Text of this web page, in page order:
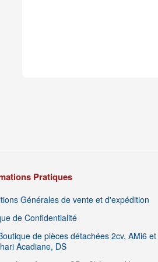
Pratiques
Générales de vente et d'expédition
de Confidentialité
de pièces détachées 2cv, AMi6 et
Acadiane, DS